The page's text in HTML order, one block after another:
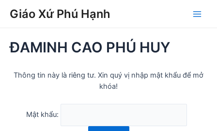
Giáo Xứ Phú Hạnh
Main
ĐAMINH CAO PHÚ HUY
Thông tin này là riêng tư. Xin quý vị nhập mật khẩu để mở
khóa!
Mật khẩu:
navigation